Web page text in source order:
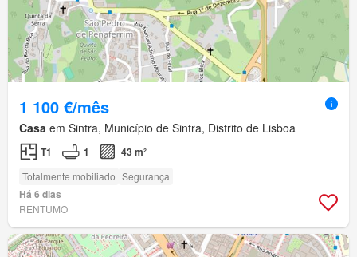
1 100 €/mês
Casa em Sintra, Município de Sintra, Distrito de Lisboa
T1 1 43 m²
Totalmente mobiliado Segurança
Há 6 dias
RENTUMO